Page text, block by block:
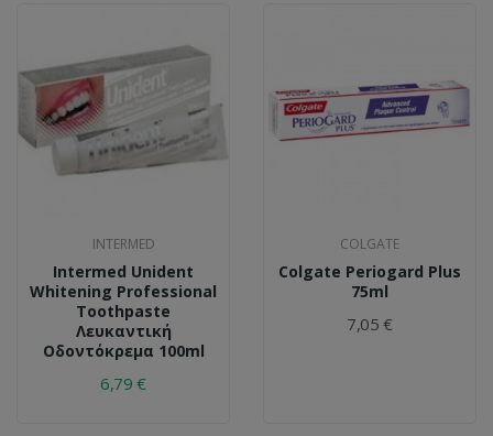
INTERMED
Intermed Unident
Whitening Professional
Toothpaste
Λευκαντική
Οδοντόκρεμα 100ml
6,79 €
COLGATE
Colgate Periogard Plus
75ml
7,05 €